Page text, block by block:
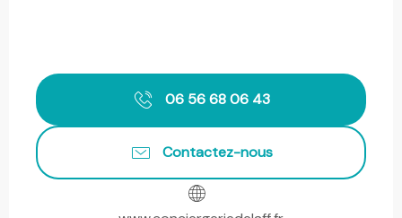
06 56 68 06 43
Contactez-nous